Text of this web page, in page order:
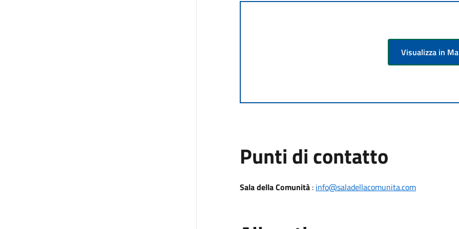
Visualizza in
Punti di contatto
Sala della Comunità: info@saladellacomunita.com